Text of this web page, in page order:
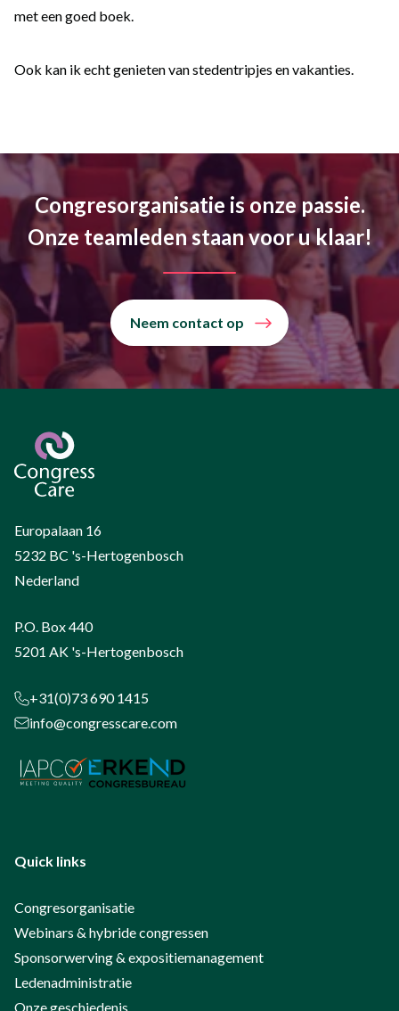
met een goed boek.
Ook kan ik echt genieten van stedentripjes en vakanties.
Congresorganisatie is onze passie.
Onze teamleden staan voor u klaar!
Neem contact op
Europalaan 16
5232 BC 's-Hertogenbosch
Nederland
P.O. Box 440
5201 AK 's-Hertogenbosch
+31(0)73 690 1415
info@congresscare.com
Quick links
Congresorganisatie
Webinars & hybride congressen
Sponsorwerving & expositiemanagement
Ledenadministratie
Onze geschiedenis